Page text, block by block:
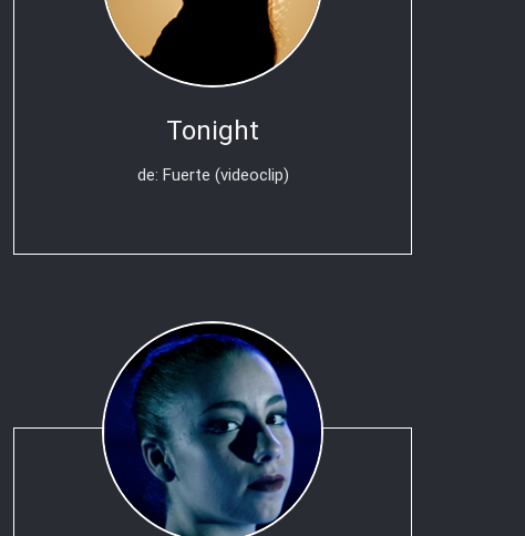
Tonight
de: Fuerte (videoclip)